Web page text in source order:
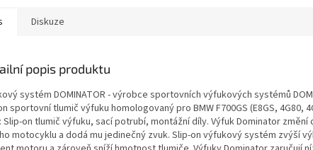
Diskuze
popis produktu
systém DOMINATOR - výrobce sportovních výfukových systémů
sportovní tlumič výfuku homologovaný pro BMW F700GS (E8GS, 4G80,
Slip-on tlumič výfuku, sací potrubí, montážní díly. Výfuk Dominator změní
motocyklu a dodá mu jedinečný zvuk. Slip-on výfukový systém zvýší